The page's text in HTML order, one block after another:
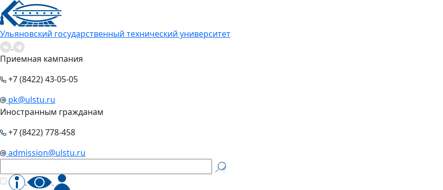
Ульяновский государственный технический университет
Приемная кампания
+7 (8422) 43-05-05
pk@ulstu.ru
Иностранным гражданам
+7 (8422) 778-458
admission@ulstu.ru